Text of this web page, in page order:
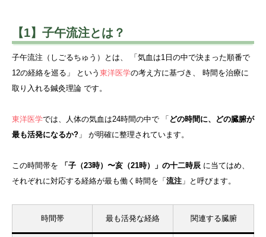
【1】子午流注とは？
子午流注（しごるちゅう）とは、 「気血は1日の中で決まった順番で
12の経絡を巡る」 という 東洋医学の考え方に基づき、 時間を治療に
取り入れる鍼灸理論 です。
東洋医学では、人体の気血は24時間の中で 「 どの時間に、どの臓腑が
最も活発になるか? 」 が明確に整理されています。
この時間帯を 「子（23時）〜亥（21時）」の十二時辰 に当てはめ、
それぞれに対応する経絡が最も働く時間を「 流注 」と呼びます。
時間帯 最も活発な経絡 関連する臓腑